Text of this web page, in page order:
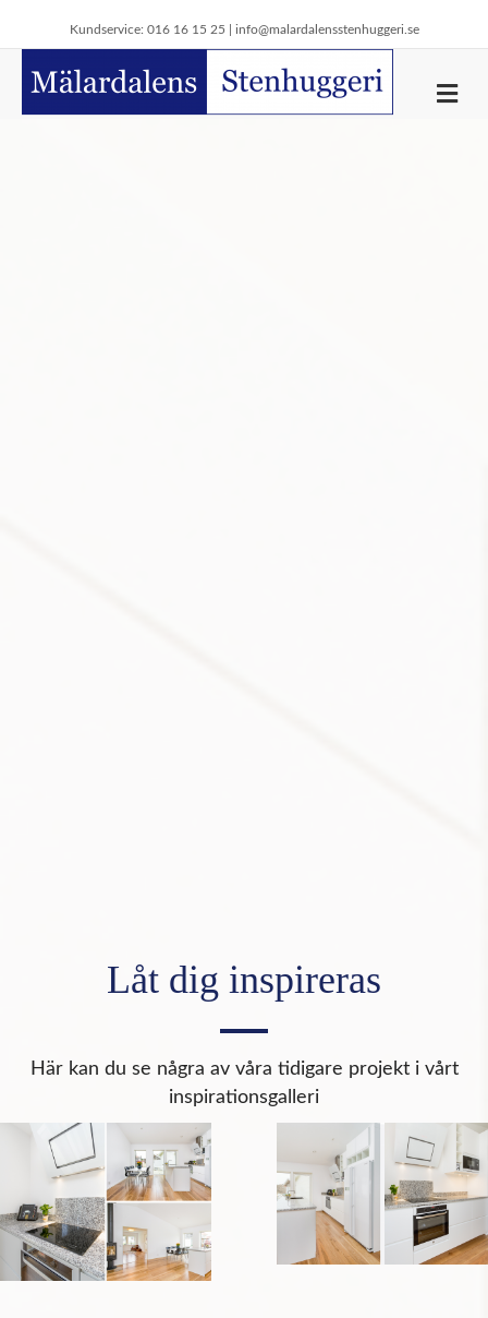
Kundservice: 016 16 15 25 | info@malardalensstenhuggeri.se
Låt dig inspireras
Här kan du se några av våra tidigare projekt i vårt
inspirationsgalleri